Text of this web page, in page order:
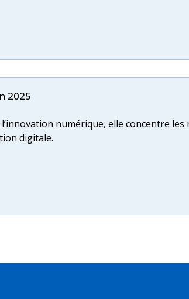
2025
numérique, elle concentre
digitale.